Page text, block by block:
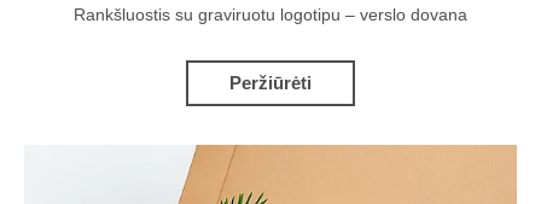
Rankšluostis su graviruotu logotipu – verslo dovana
Peržiūrėti